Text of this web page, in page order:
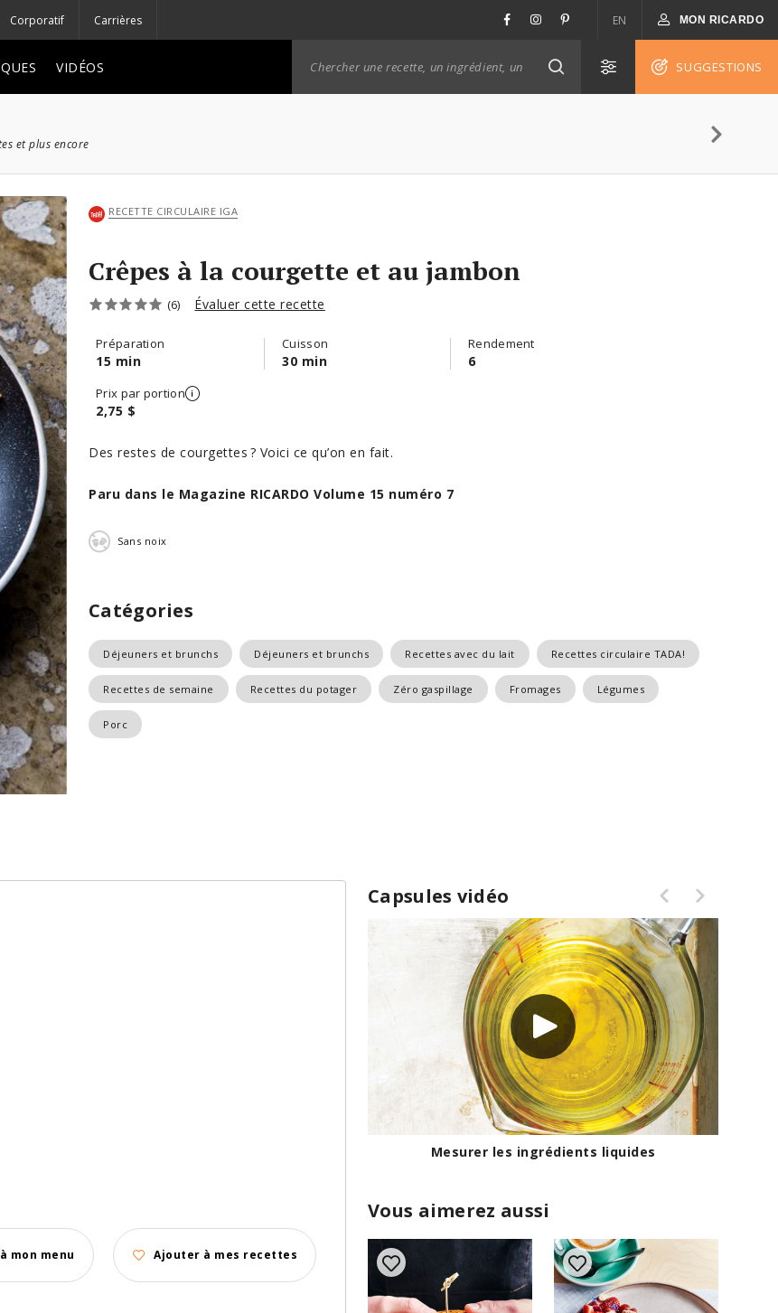
Corporatif Carrières EN MON RICARDO
VIDÉOS SUGGESTIONS
et plus encore
RECETTE CIRCULAIRE IGA
Crêpes à la courgette et au jambon
(6) Évaluer cette recette
Préparation
15 min
Cuisson
30 min
Rendement
6
Prix par portion
2,75 $
Des restes de courgettes ? Voici ce qu’on en fait.
Paru dans le Magazine RICARDO Volume 15 numéro 7
Sans noix
Catégories
Déjeuners et brunchs Déjeuners et brunchs Recettes avec du lait Recettes circulaire TADA!
Recettes de semaine Recettes du potager Zéro gaspillage Fromages Légumes
Porc
Capsules vidéo
Mesurer les ingrédients liquides
Vous aimerez aussi
mon menu Ajouter à mes recettes